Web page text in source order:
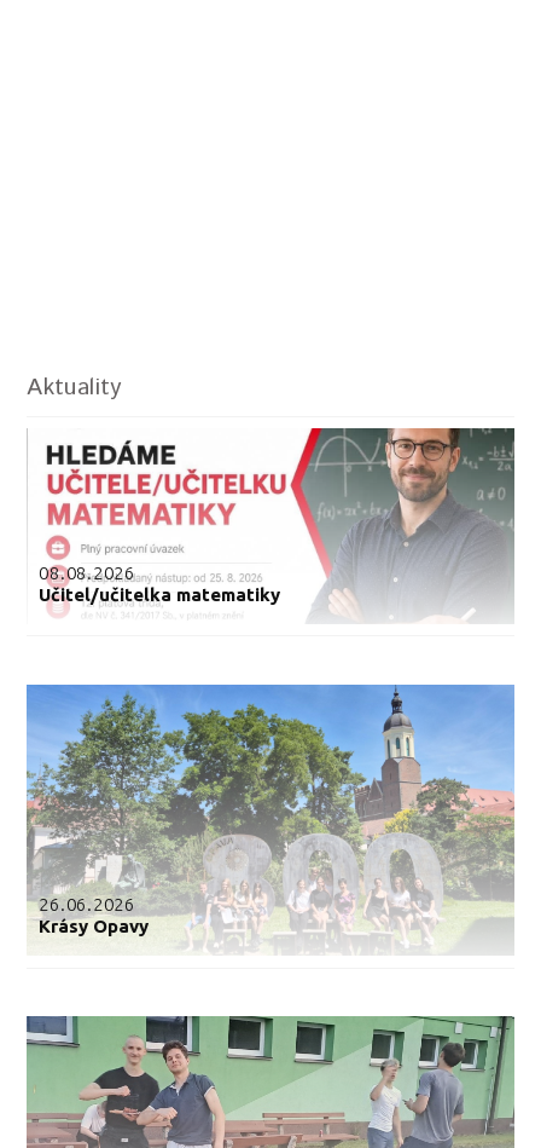
Aktuality
08.08.2026
Učitel/učitelka matematiky
26.06.2026
Krásy Opavy